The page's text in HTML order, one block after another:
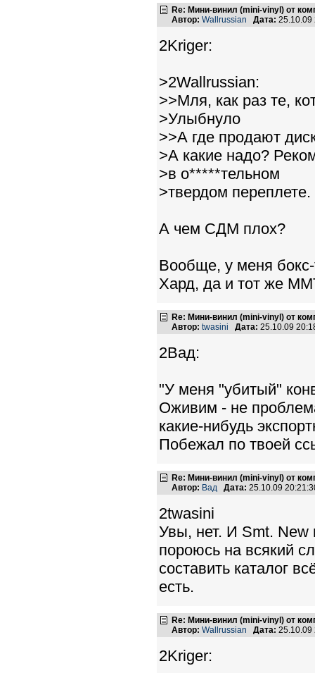
Re: Мини-винил (mini-vinyl) от
Автор: Wallrussian Дата:
2Kriger:
>2Wallrussian:
>>Мля, как раз те,
>Улыбнуло
>>А где продают
>А какие надо?
>в о*****тельном
>твердом
А чем СДМ плох?
Вообще, у меня
Хард, да и тот же
Re: Мини-винил (mini-vinyl) от
Автор: twasini Дата: 25.10.09
2Вад:
"У меня "убитый"
Оживим - не
какие-нибудь
Побежал по твоей
Re: Мини-винил (mini-vinyl) от
Автор: Вад Дата: 25.10.09
2twasini
Увы, нет. И Smt. New
пороюсь на всякий
составить каталог
есть.
Re: Мини-винил (mini-vinyl) от
Автор: Wallrussian Дата:
2Kriger: